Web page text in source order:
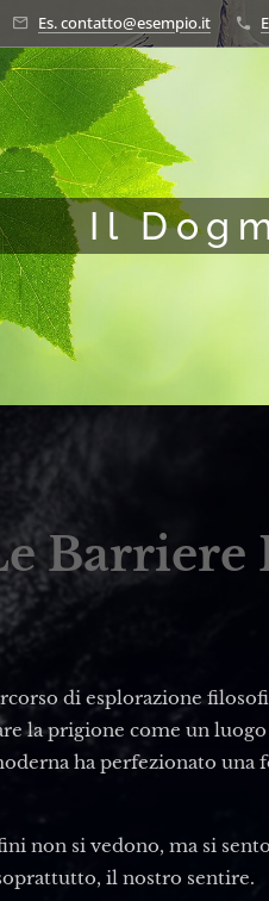
Es. contatto@esempio.it
di esplorazione
la prigione come un
ha perfezionato
non si vedono, ma si
il nostro sentire.